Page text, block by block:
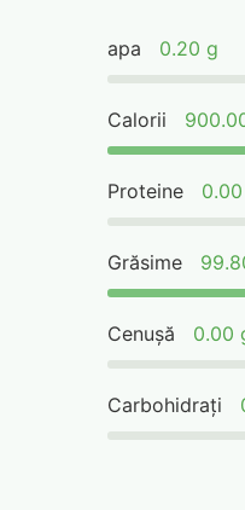
apa 0.20 g
Calorii
Proteine
Grăsime
Cenușă 0.00
Carbohidrați